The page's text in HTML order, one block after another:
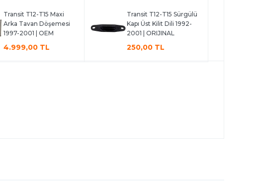
Transit T12-T15 Maxi
Arka Tavan Döşemesi
1997-2001 | OEM
4.999,00 TL
Transit T12-T15 Sürgülü
Kapı Üst Kilit Dili 1992-
2001 | ORIJINAL
250,00 TL